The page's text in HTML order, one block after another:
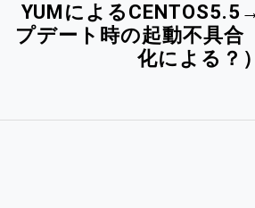
YUMによる
プデート時の起動不具合
化による？）